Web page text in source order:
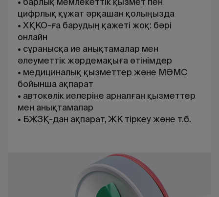
цифрлық құжат әрқашан қолыңызда
• ХҚКО-ға барудың қажеті жоқ: бәрі
онлайн
• сұранысқа ие анықтамалар мен
әлеуметтік жәрдемақыға өтінімдер
• медициналық қызметтер және МӘМС
бойынша ақпарат
• автокөлік иелеріне арналған қызметтер
мен анықтамалар
• БЖЗҚ-дан ақпарат, ЖК тіркеу және т.б.